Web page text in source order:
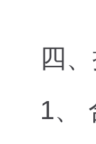
四
1、